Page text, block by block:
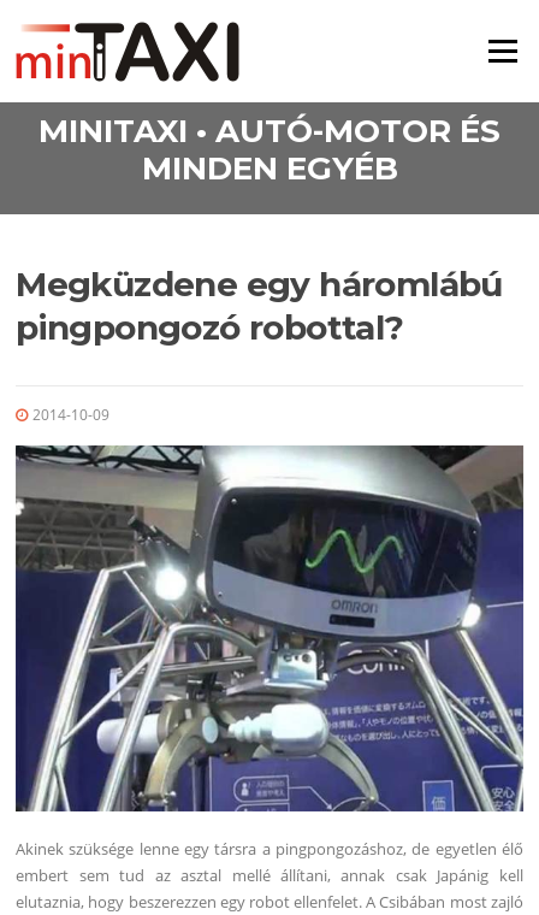
Menü
MINITAXI • AUTÓ-MOTOR ÉS
MINDEN EGYÉB
Megküzdene egy háromlábú
pingpongozó robottal?
2014-10-09
Akinek szüksége lenne egy társra a pingpongozáshoz, de egyetlen élő
embert sem tud az asztal mellé állítani, annak csak Japánig kell
elutaznia, hogy beszerezzen egy robot ellenfelet. A Csibában most zajló